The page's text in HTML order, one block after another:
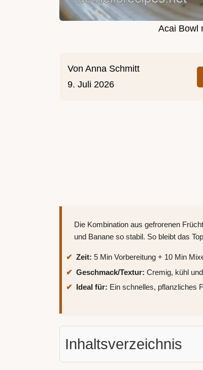
Acai Bowl
Von Anna Schmitt
9. Juli 2026
Die Kombination aus gefrorenen
und Banane so stabil. So bleibt das
Zeit: 5 Min Vorbereitung + 10 Min
Geschmack/Textur: Cremig, kühl
Ideal für: Ein schnelles, pflanzliches
Inhaltsverzeichnis